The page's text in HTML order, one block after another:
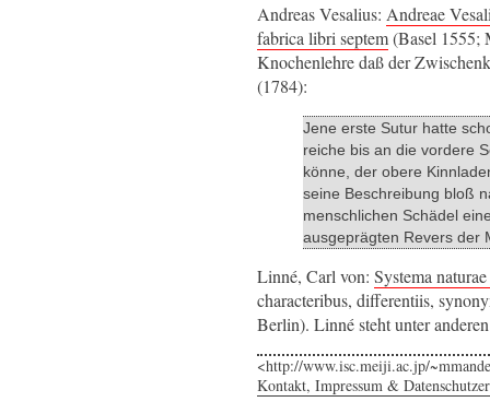
Andreas Vesalius: Andreae
fabrica libri septem(Basel 1555;
Knochenlehre daß der
(1784):
Jene erste Sutur hatte
reiche bis an die vordere
könne, der obere
seine Beschreibung bloß
menschlichen Schädel
ausgeprägten Revers der
Linné, Carl von:Systema
characteribus, differentiis,
Berlin). Linné steht unter
<http://www.isc.meiji.ac.jp/
Kontakt, Impressum &